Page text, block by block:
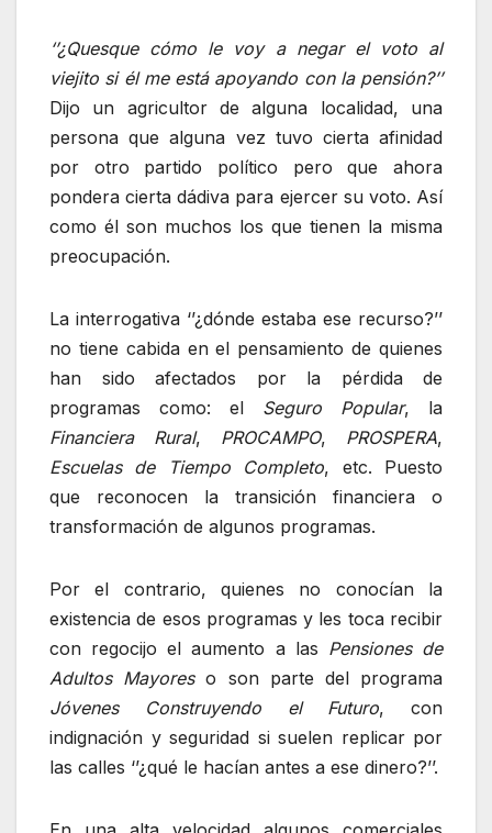
‘’¿Quesque cómo le voy a negar el voto al
viejito si él me está apoyando con la pensión?’’
Dijo un agricultor de alguna localidad, una
persona que alguna vez tuvo cierta afinidad
por otro partido político pero que ahora
pondera cierta dádiva para ejercer su voto. Así
como él son muchos los que tienen la misma
preocupación.
La interrogativa ‘’¿dónde estaba ese recurso?’’
no tiene cabida en el pensamiento de quienes
han sido afectados por la pérdida de
programas como: el Seguro Popular, la
Financiera Rural, PROCAMPO, PROSPERA,
Escuelas de Tiempo Completo, etc. Puesto
que reconocen la transición financiera o
transformación de algunos programas.
Por el contrario, quienes no conocían la
existencia de esos programas y les toca recibir
con regocijo el aumento a las Pensiones de
Adultos Mayoreso son parte del programa
Jóvenes Construyendo el Futuro, con
indignación y seguridad si suelen replicar por
las calles ‘’¿qué le hacían antes a ese dinero?’’.